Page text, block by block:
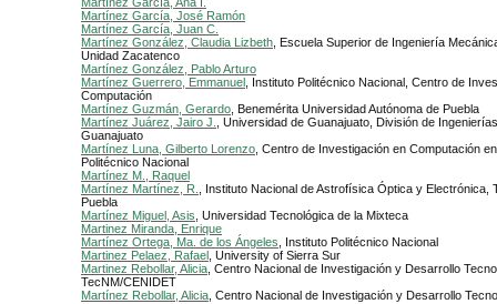
Martínez García, José Ramón
Martínez García, Juan C.
Martínez González, Claudia Lizbeth , Escuela Superior de Ingeniería
Unidad Zacatenco
Martínez González, Pablo Arturo
Martínez Guerrero, Emmanuel
, Instituto Politécnico Nacional, Centro de
Computación
Martínez Guzmán, Gerardo , Benemérita Universidad Autónoma de Puebla
Martínez Juárez, Jairo J.
, Universidad de Guanajuato, División de
Guanajuato
Martínez Luna, Gilberto Lorenzo , Centro de Investigación en Computación
Politécnico Nacional
Martínez M., Raquel
Martínez Martínez, R.
, Instituto Nacional de Astrofísica Óptica y Electrónica,
Puebla
Martínez Miguel, Asis , Universidad Tecnológica de la Mixteca
Martinez Miranda, Enrique
Martínez Ortega, Ma. de los Ángeles , Instituto Politécnico Nacional
Martinez Pelaez, Rafael
, University of Sierra Sur
Martinez Rebollar, Alicia , Centro Nacional de Investigación y Desarrollo
TecNM/CENIDET
Martínez Rebollar, Alicia , Centro Nacional de Investigación y Desarrollo